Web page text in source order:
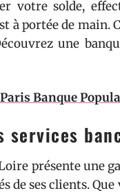
votre solde,
à portée de main.
une
Banque
services
présente une
de ses clients.